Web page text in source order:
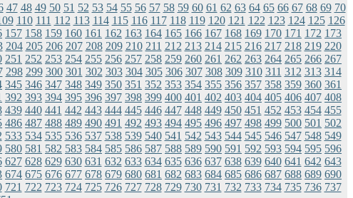
47 48 49 50 51 52 53 54 55 56 57 58 59 60 61 62 63 64 65 66 67 68 69 70
110 111 112 113 114 115 116 117 118 119 120 121 122 123 124 125 126
157 158 159 160 161 162 163 164 165 166 167 168 169 170 171 172 173
204 205 206 207 208 209 210 211 212 213 214 215 216 217 218 219 220
251 252 253 254 255 256 257 258 259 260 261 262 263 264 265 266 267
298 299 300 301 302 303 304 305 306 307 308 309 310 311 312 313 314
345 346 347 348 349 350 351 352 353 354 355 356 357 358 359 360 361
392 393 394 395 396 397 398 399 400 401 402 403 404 405 406 407 408
439 440 441 442 443 444 445 446 447 448 449 450 451 452 453 454 455
486 487 488 489 490 491 492 493 494 495 496 497 498 499 500 501 502
533 534 535 536 537 538 539 540 541 542 543 544 545 546 547 548 549
580 581 582 583 584 585 586 587 588 589 590 591 592 593 594 595 596
627 628 629 630 631 632 633 634 635 636 637 638 639 640 641 642 643
674 675 676 677 678 679 680 681 682 683 684 685 686 687 688 689 690
721 722 723 724 725 726 727 728 729 730 731 732 733 734 735 736 737